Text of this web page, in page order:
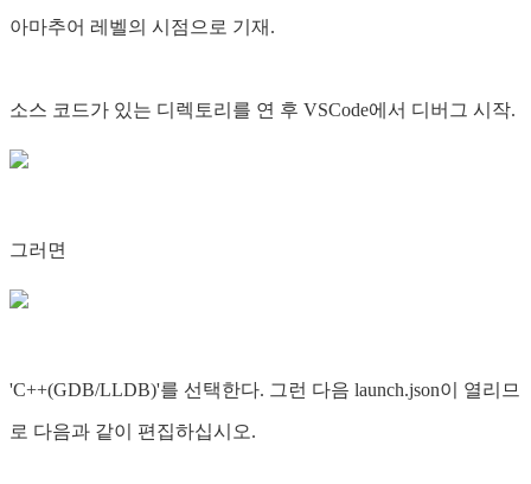
아마추어 레벨의 시점으로 기재.
소스 코드가 있는 디렉토리를 연 후 VSCode에서 디버그 시작.
그러면
'C++(GDB/LLDB)'를 선택한다. 그런 다음 launch.json이 열리므
로 다음과 같이 편집하십시오.